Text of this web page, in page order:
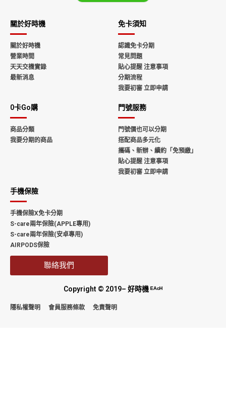
關於好時機
關於好時機
營業時間
天天交機實錄
最新消息
免卡須知
認識免卡分期
常見問題
貼心提醒 注意事項
分期流程
我要初審 立即申請
0卡Go購
商品分類
我要分期的商品
門號服務
門號價也可以分期
搭配商品多元化
攜碼、新辦、續約「免預繳」
貼心提醒 注意事項
我要初審 立即申請
手機保險
手機保險X免卡分期
S-care兩年保險(APPLE專用)
S-care兩年保險(安卓專用)
AIRPODS保險
聯絡我們
Copyright © 2019– 好時機 ᴱᴬᶜᴴ
隱私權聲明 會員服務條款 免責聲明